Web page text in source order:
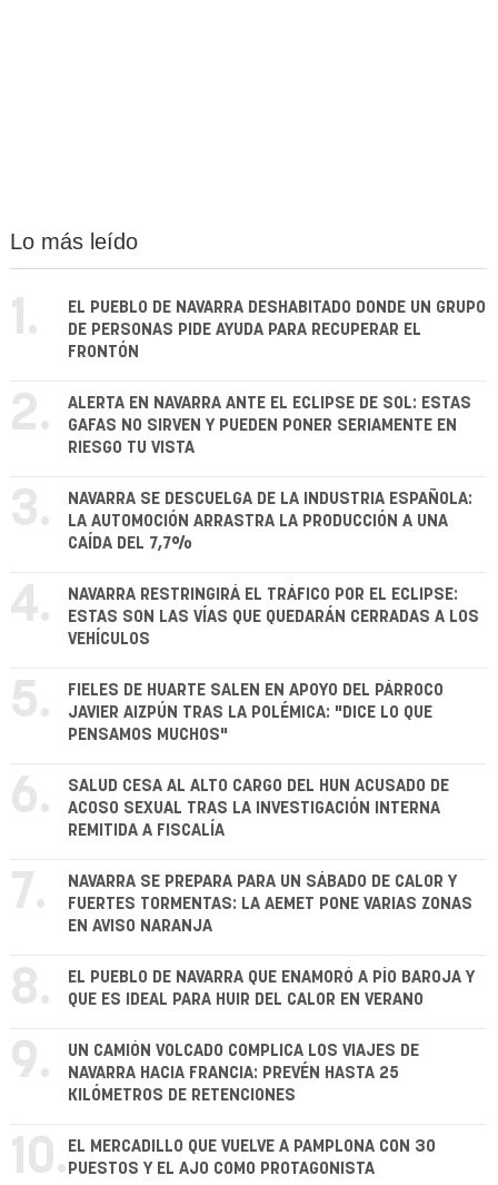
Lo más leído
1.
EL PUEBLO DE NAVARRA DESHABITADO DONDE UN GRUPO
DE PERSONAS PIDE AYUDA PARA RECUPERAR EL
FRONTÓN
2.
ALERTA EN NAVARRA ANTE EL ECLIPSE DE SOL: ESTAS
GAFAS NO SIRVEN Y PUEDEN PONER SERIAMENTE EN
RIESGO TU VISTA
3.
NAVARRA SE DESCUELGA DE LA INDUSTRIA ESPAÑOLA:
LA AUTOMOCIÓN ARRASTRA LA PRODUCCIÓN A UNA
CAÍDA DEL 7,7%
4.
NAVARRA RESTRINGIRÁ EL TRÁFICO POR EL ECLIPSE:
ESTAS SON LAS VÍAS QUE QUEDARÁN CERRADAS A LOS
VEHÍCULOS
5.
FIELES DE HUARTE SALEN EN APOYO DEL PÁRROCO
JAVIER AIZPÚN TRAS LA POLÉMICA: "DICE LO QUE
PENSAMOS MUCHOS"
6.
SALUD CESA AL ALTO CARGO DEL HUN ACUSADO DE
ACOSO SEXUAL TRAS LA INVESTIGACIÓN INTERNA
REMITIDA A FISCALÍA
7.
NAVARRA SE PREPARA PARA UN SÁBADO DE CALOR Y
FUERTES TORMENTAS: LA AEMET PONE VARIAS ZONAS
EN AVISO NARANJA
8.
EL PUEBLO DE NAVARRA QUE ENAMORÓ A PÍO BAROJA Y
QUE ES IDEAL PARA HUIR DEL CALOR EN VERANO
9.
UN CAMIÓN VOLCADO COMPLICA LOS VIAJES DE
NAVARRA HACIA FRANCIA: PREVÉN HASTA 25
KILÓMETROS DE RETENCIONES
10. EL MERCADILLO QUE VUELVE A PAMPLONA CON 30
PUESTOS Y EL AJO COMO PROTAGONISTA